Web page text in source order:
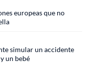
europeas que no
simular un accidente
un bebé